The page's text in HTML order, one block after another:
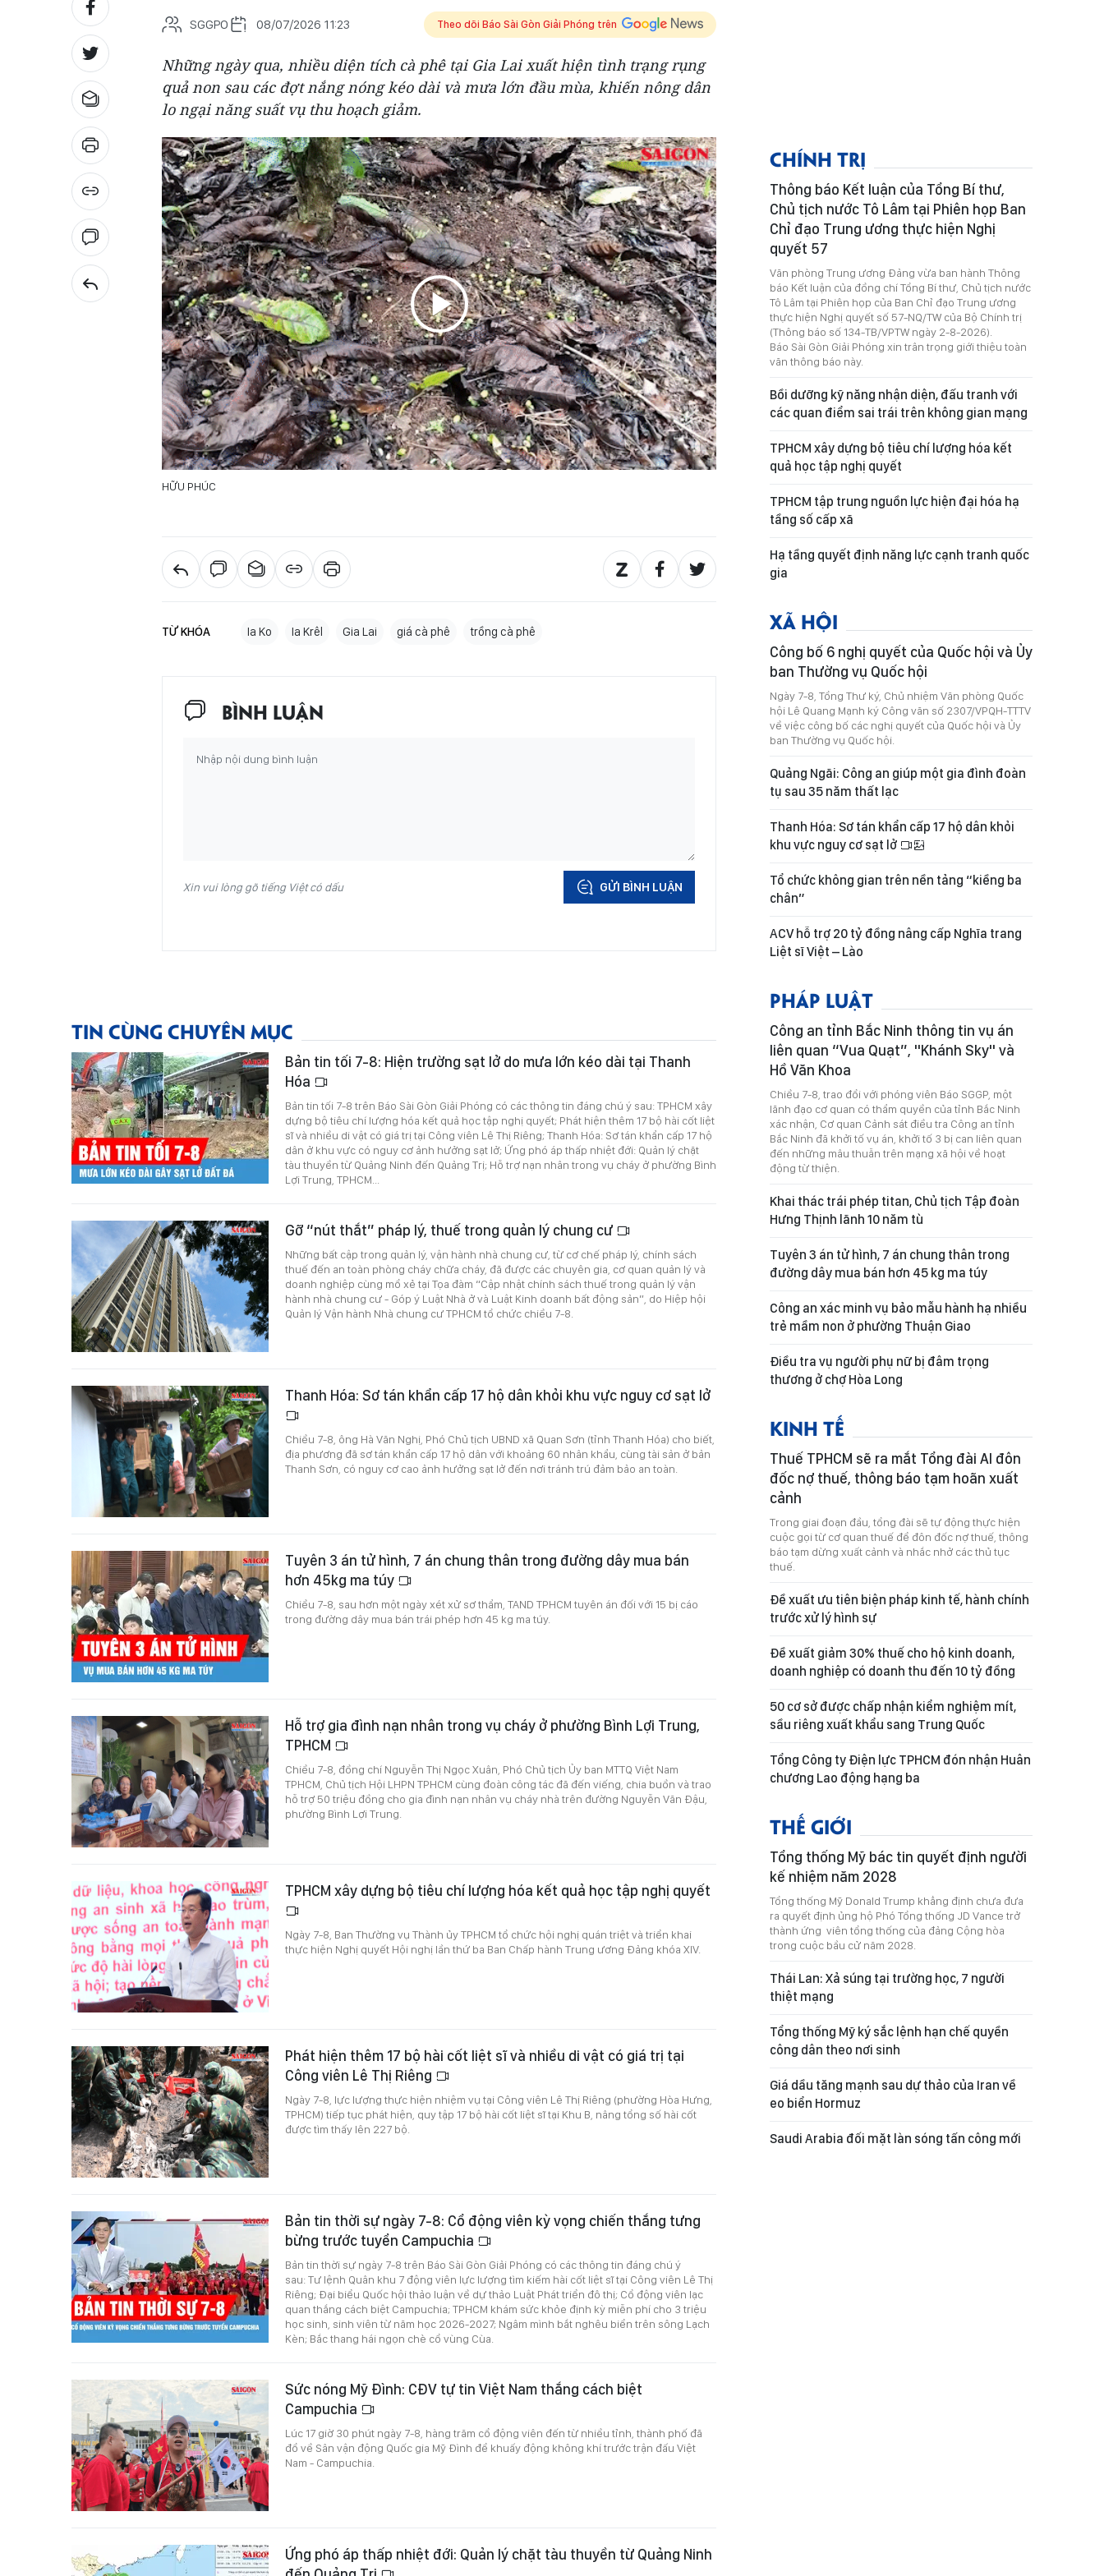
SGGPO 08/07/2026 11:23 Theo dõi Báo Sài Gòn Giải Phóng trên
Những ngày qua, nhiều diện tích cà phê tại Gia Lai xuất hiện tình trạng rụng
quả non sau các đợt nắng nóng kéo dài và mưa lớn đầu mùa, khiến nông dân
lo ngại năng suất vụ thu hoạch giảm.
HỮU PHÚC
TỪ KHÓA Ia Ko Ia Krêl Gia Lai giá cà phê trồng cà phê
BÌNH LUẬN
Xin vui lòng gõ tiếng Việt có dấu GỬI BÌNH LUẬN
TIN CÙNG CHUYÊN MỤC
Bản tin tối 7-8: Hiện trường sạt lở do mưa lớn kéo dài tại Thanh
Hóa
Bản tin tối 7-8 trên Báo Sài Gòn Giải Phóng có các thông tin đáng chú ý sau: TPHCM xây
dựng bộ tiêu chí lượng hóa kết quả học tập nghị quyết; Phát hiện thêm 17 bộ hài cốt liệt
sĩ và nhiều di vật có giá trị tại Công viên Lê Thị Riêng; Thanh Hóa: Sơ tán khẩn cấp 17 hộ
dân ở khu vực có nguy cơ ảnh hưởng sạt lở; Ứng phó áp thấp nhiệt đới: Quản lý chặt
tàu thuyền từ Quảng Ninh đến Quảng Trị; Hỗ trợ nạn nhân trong vụ cháy ở phường Bình
Lợi Trung, TPHCM...
Gỡ “nút thắt” pháp lý, thuế trong quản lý chung cư
Những bất cập trong quản lý, vận hành nhà chung cư, từ cơ chế pháp lý, chính sách
thuế đến an toàn phòng cháy chữa cháy, đã được các chuyên gia, cơ quan quản lý và
doanh nghiệp cùng mổ xẻ tại Tọa đàm “Cập nhật chính sách thuế trong quản lý vận
hành nhà chung cư - Góp ý Luật Nhà ở và Luật Kinh doanh bất động sản”, do Hiệp hội
Quản lý Vận hành Nhà chung cư TPHCM tổ chức chiều 7-8.
Thanh Hóa: Sơ tán khẩn cấp 17 hộ dân khỏi khu vực nguy cơ sạt lở
Chiều 7-8, ông Hà Văn Nghị, Phó Chủ tịch UBND xã Quan Sơn (tỉnh Thanh Hóa) cho biết,
địa phương đã sơ tán khẩn cấp 17 hộ dân với khoảng 60 nhân khẩu, cùng tài sản ở bản
Thanh Sơn, có nguy cơ cao ảnh hưởng sạt lở đến nơi tránh trú đảm bảo an toàn.
Tuyên 3 án tử hình, 7 án chung thân trong đường dây mua bán
hơn 45kg ma túy
Chiều 7-8, sau hơn một ngày xét xử sơ thẩm, TAND TPHCM tuyên án đối với 15 bị cáo
trong đường dây mua bán trái phép hơn 45 kg ma túy.
Hỗ trợ gia đình nạn nhân trong vụ cháy ở phường Bình Lợi Trung,
TPHCM
Chiều 7-8, đồng chí Nguyễn Thị Ngọc Xuân, Phó Chủ tịch Ủy ban MTTQ Việt Nam
TPHCM, Chủ tịch Hội LHPN TPHCM cùng đoàn công tác đã đến viếng, chia buồn và trao
hỗ trợ 50 triệu đồng cho gia đình nạn nhân vụ cháy nhà trên đường Nguyễn Văn Đậu,
phường Bình Lợi Trung.
TPHCM xây dựng bộ tiêu chí lượng hóa kết quả học tập nghị quyết
Ngày 7-8, Ban Thường vụ Thành ủy TPHCM tổ chức hội nghị quán triệt và triển khai
thực hiện Nghị quyết Hội nghị lần thứ ba Ban Chấp hành Trung ương Đảng khóa XIV.
Phát hiện thêm 17 bộ hài cốt liệt sĩ và nhiều di vật có giá trị tại
Công viên Lê Thị Riêng
Ngày 7-8, lực lượng thực hiện nhiệm vụ tại Công viên Lê Thị Riêng (phường Hòa Hưng,
TPHCM) tiếp tục phát hiện, quy tập 17 bộ hài cốt liệt sĩ tại Khu B, nâng tổng số hài cốt
được tìm thấy lên 227 bộ.
Bản tin thời sự ngày 7-8: Cổ động viên kỳ vọng chiến thắng tưng
bừng trước tuyển Campuchia
Bản tin thời sự ngày 7-8 trên Báo Sài Gòn Giải Phóng có các thông tin đáng chú ý
sau: Tư lệnh Quân khu 7 động viên lực lượng tìm kiếm hài cốt liệt sĩ tại Công viên Lê Thị
Riêng; Đại biểu Quốc hội thảo luận về dự thảo Luật Phát triển đô thị; Cổ động viên lạc
quan thắng cách biệt Campuchia; TPHCM khám sức khỏe định kỳ miễn phí cho 3 triệu
học sinh, sinh viên từ năm học 2026-2027; Ngâm mình bắt nghêu biển trên sông Lạch
Kèn; Bắc thang hái ngọn chè cổ vùng Cùa.
Sức nóng Mỹ Đình: CĐV tự tin Việt Nam thắng cách biệt
Campuchia
Lúc 17 giờ 30 phút ngày 7-8, hàng trăm cổ động viên đến từ nhiều tỉnh, thành phố đã
đổ về Sân vận động Quốc gia Mỹ Đình để khuấy động không khí trước trận đấu Việt
Nam - Campuchia.
Ứng phó áp thấp nhiệt đới: Quản lý chặt tàu thuyền từ Quảng Ninh
CHÍNH TRỊ
Thông báo Kết luận của Tổng Bí thư,
Chủ tịch nước Tô Lâm tại Phiên họp Ban
Chỉ đạo Trung ương thực hiện Nghị
quyết 57
Văn phòng Trung ương Đảng vừa ban hành Thông
báo Kết luận của đồng chí Tổng Bí thư, Chủ tịch nước
Tô Lâm tại Phiên họp của Ban Chỉ đạo Trung ương
thực hiện Nghị quyết số 57-NQ/TW của Bộ Chính trị
(Thông báo số 134-TB/VPTW ngày 2-8-2026).
Báo Sài Gòn Giải Phóng xin trân trọng giới thiệu toàn
văn thông báo này.
Bồi dưỡng kỹ năng nhận diện, đấu tranh với
các quan điểm sai trái trên không gian mạng
TPHCM xây dựng bộ tiêu chí lượng hóa kết
quả học tập nghị quyết
TPHCM tập trung nguồn lực hiện đại hóa hạ
tầng số cấp xã
Hạ tầng quyết định năng lực cạnh tranh quốc
gia
XÃ HỘI
Công bố 6 nghị quyết của Quốc hội và Ủy
ban Thường vụ Quốc hội
Ngày 7-8, Tổng Thư ký, Chủ nhiệm Văn phòng Quốc
hội Lê Quang Mạnh ký Công văn số 2307/VPQH-TTTV
về việc công bố các nghị quyết của Quốc hội và Ủy
ban Thường vụ Quốc hội.
Quảng Ngãi: Công an giúp một gia đình đoàn
tụ sau 35 năm thất lạc
Thanh Hóa: Sơ tán khẩn cấp 17 hộ dân khỏi
khu vực nguy cơ sạt lở
Tổ chức không gian trên nền tảng “kiềng ba
chân”
ACV hỗ trợ 20 tỷ đồng nâng cấp Nghĩa trang
Liệt sĩ Việt – Lào
PHÁP LUẬT
Công an tỉnh Bắc Ninh thông tin vụ án
liên quan “Vua Quạt”, "Khánh Sky" và
Hồ Văn Khoa
Chiều 7-8, trao đổi với phóng viên Báo SGGP, một
lãnh đạo cơ quan có thẩm quyền của tỉnh Bắc Ninh
xác nhận, Cơ quan Cảnh sát điều tra Công an tỉnh
Bắc Ninh đã khởi tố vụ án, khởi tố 3 bị can liên quan
đến những mâu thuẫn trên mạng xã hội về hoạt
động từ thiện.
Khai thác trái phép titan, Chủ tịch Tập đoàn
Hưng Thịnh lãnh 10 năm tù
Tuyên 3 án tử hình, 7 án chung thân trong
đường dây mua bán hơn 45 kg ma túy
Công an xác minh vụ bảo mẫu hành hạ nhiều
trẻ mầm non ở phường Thuận Giao
Điều tra vụ người phụ nữ bị đâm trọng
thương ở chợ Hòa Long
KINH TẾ
Thuế TPHCM sẽ ra mắt Tổng đài AI đôn
đốc nợ thuế, thông báo tạm hoãn xuất
cảnh
Trong giai đoạn đầu, tổng đài sẽ tự động thực hiện
cuộc gọi từ cơ quan thuế để đôn đốc nợ thuế, thông
báo tạm dừng xuất cảnh và nhắc nhở các thủ tục
thuế.
Đề xuất ưu tiên biện pháp kinh tế, hành chính
trước xử lý hình sự
Đề xuất giảm 30% thuế cho hộ kinh doanh,
doanh nghiệp có doanh thu đến 10 tỷ đồng
50 cơ sở được chấp nhận kiểm nghiệm mít,
sầu riêng xuất khẩu sang Trung Quốc
Tổng Công ty Điện lực TPHCM đón nhận Huân
chương Lao động hạng ba
THẾ GIỚI
Tổng thống Mỹ bác tin quyết định người
kế nhiệm năm 2028
Tổng thống Mỹ Donald Trump khẳng định chưa đưa
ra quyết định ủng hộ Phó Tổng thống JD Vance trở
thành ứng viên tổng thống của đảng Cộng hòa
trong cuộc bầu cử năm 2028.
Thái Lan: Xả súng tại trường học, 7 người
thiệt mạng
Tổng thống Mỹ ký sắc lệnh hạn chế quyền
công dân theo nơi sinh
Giá dầu tăng mạnh sau dự thảo của Iran về
eo biển Hormuz
Saudi Arabia đối mặt làn sóng tấn công mới